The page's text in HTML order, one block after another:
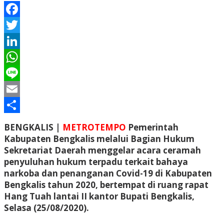
Facebook
Twitter
LinkedIn
WhatsApp
Line
Email
BENGKALIS | METROTEMPO Pemerintah
Kabupaten Bengkalis melalui Bagian Hukum
Sekretariat Daerah menggelar acara ceramah
penyuluhan hukum terpadu terkait bahaya
narkoba dan penanganan Covid-19 di Kabupaten
Bengkalis tahun 2020, bertempat di ruang rapat
Hang Tuah lantai II kantor Bupati Bengkalis,
Selasa (25/08/2020).